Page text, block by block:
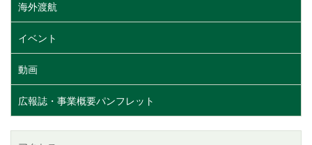
海外渡航
イベント
動画
広報誌・事業概要パンフレット